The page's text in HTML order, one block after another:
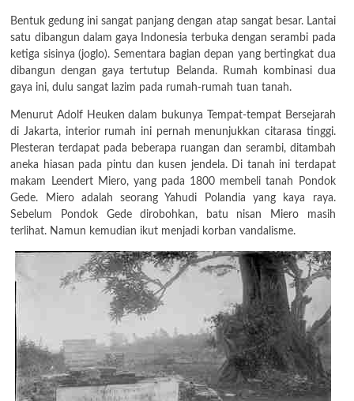
Bentuk gedung ini sangat panjang dengan atap sangat besar. Lantai
satu dibangun dalam gaya Indonesia terbuka dengan serambi pada
ketiga sisinya (joglo). Sementara bagian depan yang bertingkat dua
dibangun dengan gaya tertutup Belanda. Rumah kombinasi dua
gaya ini, dulu sangat lazim pada rumah-rumah tuan tanah.
Menurut Adolf Heuken dalam bukunya Tempat-tempat Bersejarah
di Jakarta, interior rumah ini pernah menunjukkan citarasa tinggi.
Plesteran terdapat pada beberapa ruangan dan serambi, ditambah
aneka hiasan pada pintu dan kusen jendela. Di tanah ini terdapat
makam Leendert Miero, yang pada 1800 membeli tanah Pondok
Gede. Miero adalah seorang Yahudi Polandia yang kaya raya.
Sebelum Pondok Gede dirobohkan, batu nisan Miero masih
terlihat. Namun kemudian ikut menjadi korban vandalisme.